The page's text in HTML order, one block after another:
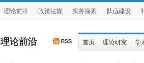
理论前沿 政策法规 实务探索 队伍建设
理论前沿 首页 理论研究 学